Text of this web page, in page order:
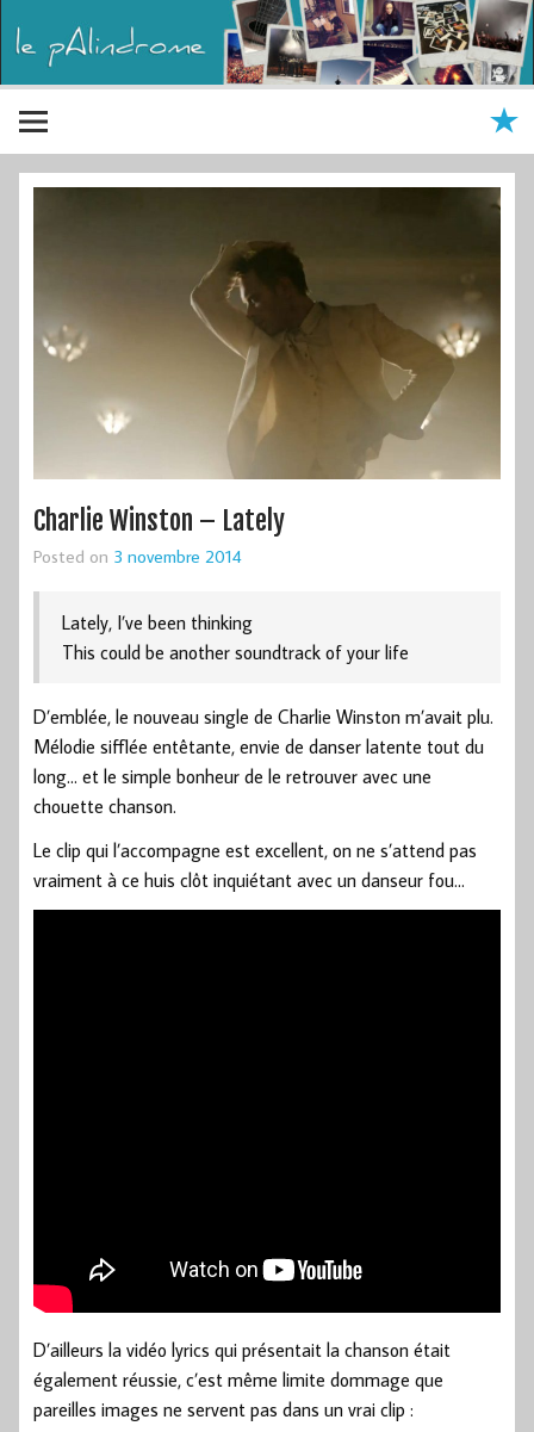
Charlie Winston – Lately
Posted on 3 novembre 2014
Lately, I’ve been thinking
This could be another soundtrack of your life
D’emblée, le nouveau single de Charlie Winston m’avait plu.
Mélodie sifflée entêtante, envie de danser latente tout du
long… et le simple bonheur de le retrouver avec une
chouette chanson.
Le clip qui l’accompagne est excellent, on ne s’attend pas
vraiment à ce huis clôt inquiétant avec un danseur fou…
D’ailleurs la vidéo lyrics qui présentait la chanson était
également réussie, c’est même limite dommage que
pareilles images ne servent pas dans un vrai clip :